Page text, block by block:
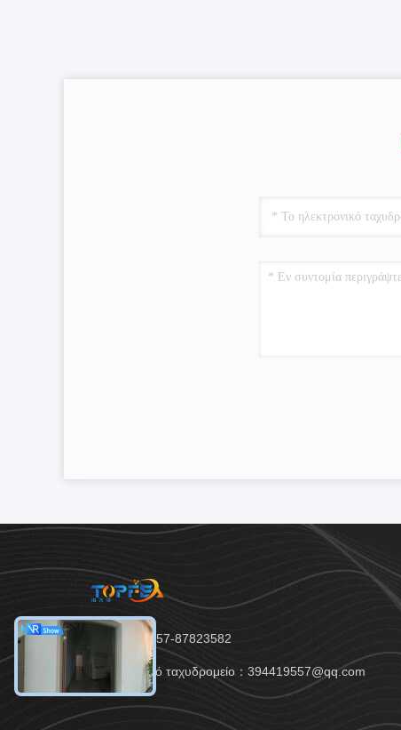
Τηλ.：86-757-87823582
Ηλεκτρονικό ταχυδρομείο：394419557@qq.com